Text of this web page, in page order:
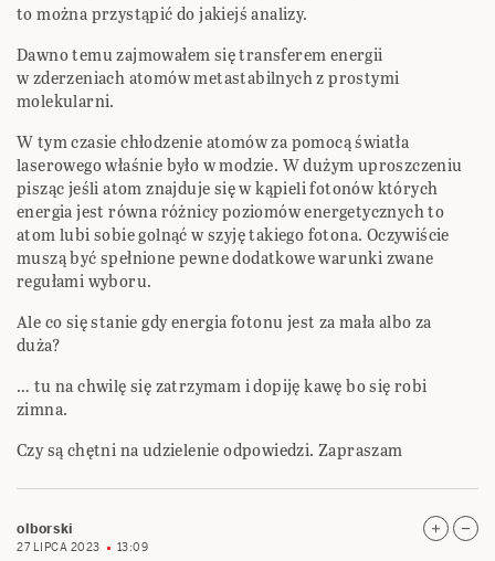
to można przystąpić do jakiejś analizy.
Dawno temu zajmowałem się transferem energii
w zderzeniach atomów metastabilnych z prostymi
molekularni.
W tym czasie chłodzenie atomów za pomocą światła
laserowego właśnie było w modzie. W dużym uproszczeniu
pisząc jeśli atom znajduje się w kąpieli fotonów których
energia jest równa różnicy poziomów energetycznych to
atom lubi sobie golnąć w szyję takiego fotona. Oczywiście
muszą być spełnione pewne dodatkowe warunki zwane
regułami wyboru.
Ale co się stanie gdy energia fotonu jest za mała albo za
duża?
… tu na chwilę się zatrzymam i dopiję kawę bo się robi
zimna.
Czy są chętni na udzielenie odpowiedzi. Zapraszam
olborski
27 LIPCA 2023 13:09